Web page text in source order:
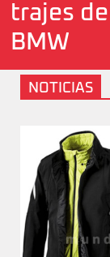
trajes
BMW
NOTICIAS